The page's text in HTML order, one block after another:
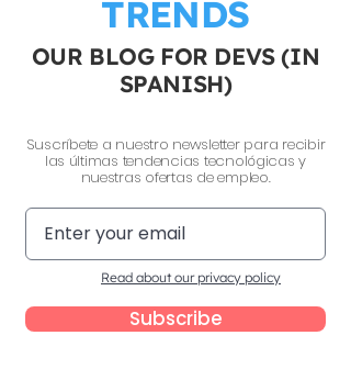
TRENDS
OUR BLOG FOR DEVS (IN
SPANISH)
Suscríbete a nuestro newsletter para recibir
las últimas tendencias tecnológicas y
nuestras ofertas de empleo.
Read about our privacy policy
Subscribe